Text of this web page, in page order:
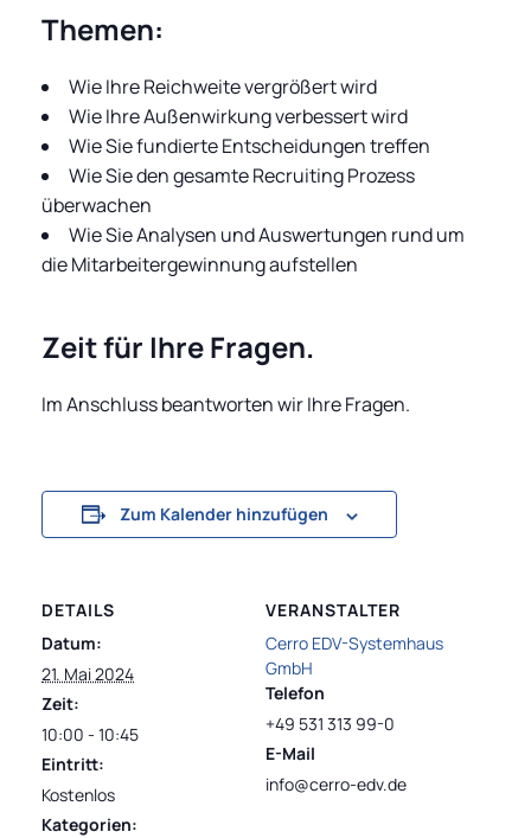
Themen:
Wie Ihre Reichweite vergrößert wird
Wie Ihre Außenwirkung verbessert wird
Wie Sie fundierte Entscheidungen treffen
Wie Sie den gesamte Recruiting Prozess
überwachen
Wie Sie Analysen und Auswertungen rund um
die Mitarbeitergewinnung aufstellen
Zeit für Ihre Fragen.
Im Anschluss beantworten wir Ihre Fragen.
Zum Kalender hinzufügen
DETAILS
Datum:
21. Mai 2024
Zeit:
10:00 - 10:45
Eintritt:
Kostenlos
Kategorien:
VERANSTALTER
Cerro EDV-Systemhaus
GmbH
Telefon
+49 531 313 99-0
E-Mail
info@cerro-edv.de